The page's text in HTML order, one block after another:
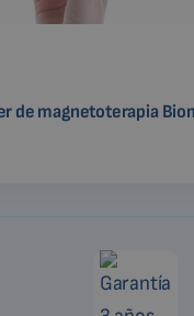
de magnetoterapia